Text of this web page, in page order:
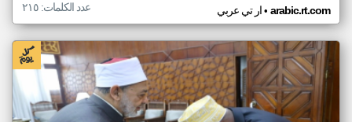
ار تي عربي• arabic.rt.com عدد الكلمات: ٢١٥